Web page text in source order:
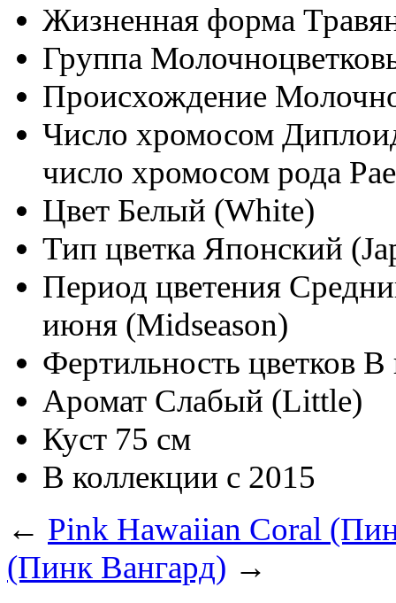
Жизненная форма
Группа
Происхождение
Число хромосом
число хромосом рода
Цвет Белый (White)
Тип цветка Японский
Период цветения
июня (Midseason)
Фертильность цветков В
Аромат Слабый (Little)
Куст 75 см
В коллекции с 2015
← Pink Hawaiian Coral
(Пинк Вангард) →